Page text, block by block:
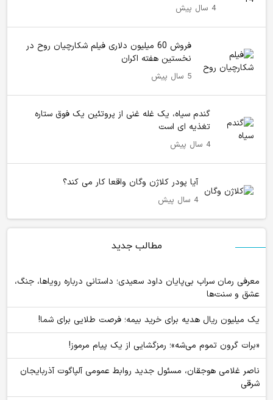
4 سال پیش
فروش 60 میلیون دلاری فیلم‌ شکارچیان روح در
نخستین هفته اکران
5 سال پیش
گندم سیاه، یک غله غنی از پروتئین یک فوق ستاره
تغذیه ای است
4 سال پیش
آیا پودر کلاژن وگان واقعا کار می کند؟
4 سال پیش
مطالب جدید
معرفی رمان سراب بی‌پایان داود سعیدی؛ داستانی درباره رویاها، جنگ،
عشق و سنت‌ها
یک میلیون ریال هدیه برای خرید بیمه؛ فرصت طلایی برای شما!
«برات گرون تموم می‌شه»؛ رمزگشایی از یک پیام مرموز!
ناصر غلامی هوجقان، مسئول جدید روابط عمومی آلپاگوت آذربایجان
شرقی